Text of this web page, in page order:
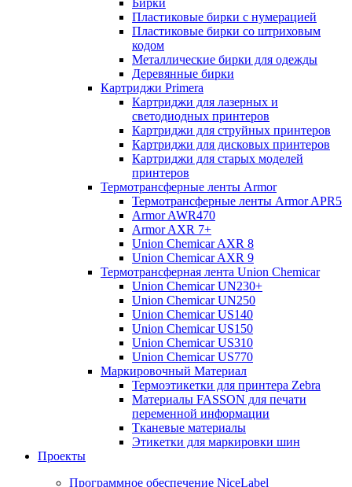
Бирки
Пластиковые бирки с нумерацией
Пластиковые бирки со штриховым
кодом
Металлические бирки для одежды
Деревянные бирки
Картриджи Primera
Картриджи для лазерных и
светодиодных принтеров
Картриджи для струйных принтеров
Картриджи для дисковых принтеров
Картриджи для старых моделей
принтеров
Термотрансферные ленты Armor
Термотрансферные ленты Armor APR5
Armor AWR470
Armor AXR 7+
Union Chemicar AXR 8
Union Chemicar AXR 9
Термотрансферная лента Union Chemicar
Union Chemicar UN230+
Union Chemicar UN250
Union Chemicar US140
Union Chemicar US150
Union Chemicar US310
Union Chemicar US770
Маркировочный Материал
Термоэтикетки для принтера Zebra
Материалы FASSON для печати
переменной информации
Тканевые материалы
Этикетки для маркировки шин
Проекты
Программное обеспечение NiceLabel